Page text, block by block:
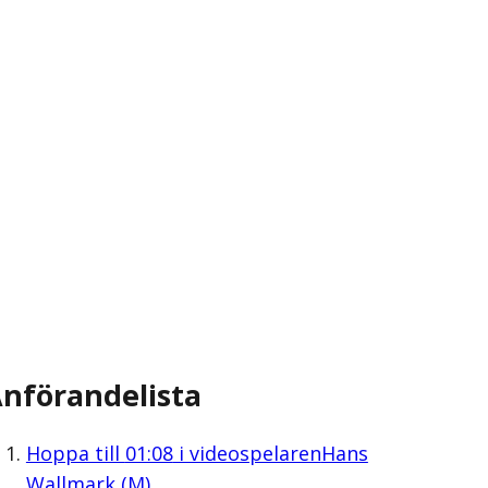
Hoppa till 01:08i videospelarenHans